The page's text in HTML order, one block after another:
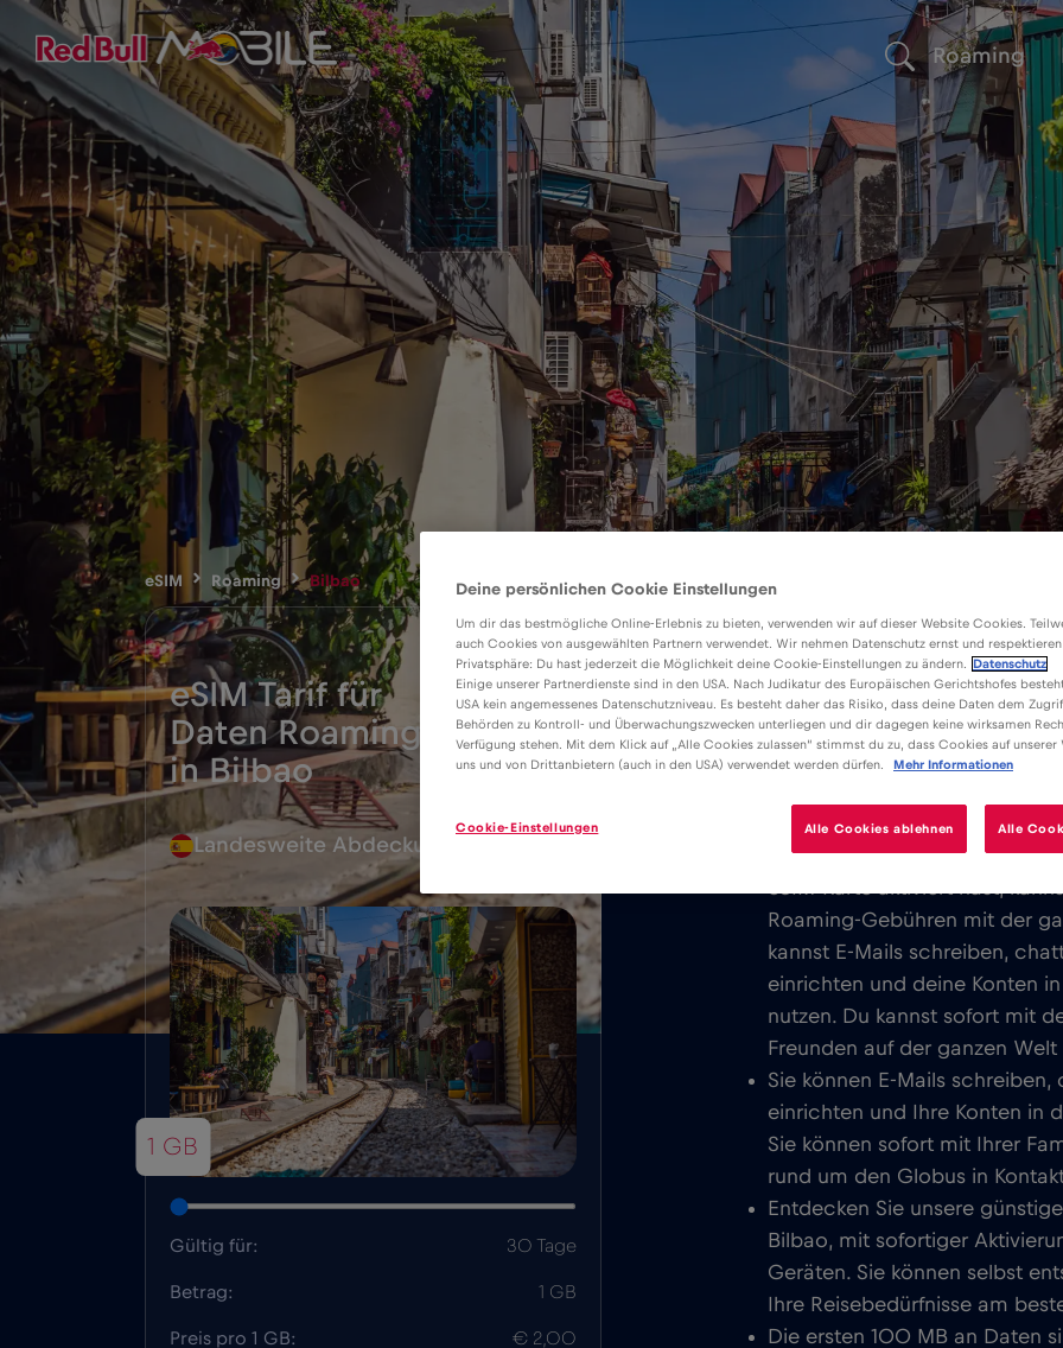
Roaming
eSIM Roaming Bilbao
eSIM Tarif für
Daten Roaming
in Bilbao
2€/GB
Landesweite Abdeckung
1 GB
Gültig für: 30 Tage
Betrag: 1 GB
Preis pro 1 GB: € 2,00
Vorteile Beschreibung
Lade die einfach zu installierende
herunter und genieße
Wir berechnen nie eine
Roaming-Gebühren mit der
kannst E-Mails schreiben,
einrichten und deine Konten
nutzen. Du kannst sofort mit
Freunden auf der ganzen
Sie können E-Mails
einrichten und Ihre Konten in
Sie können sofort mit Ihrer
rund um den Globus in
Entdecken Sie unsere
Bilbao, mit sofortiger
Geräten. Sie können selbst
Ihre Reisebedürfnisse am
Die ersten 100 MB an Daten
Deine persönlichen Cookie Einstellungen
Um dir das bestmögliche Online-Erlebnis zu bieten, verwenden wir auf dieser Website Cookies.
auch Cookies von ausgewählten Partnern verwendet. Wir nehmen Datenschutz ernst und
Privatsphäre: Du hast jederzeit die Möglichkeit deine Cookie-Einstellungen zu ändern.
Datenschutz
Einige unserer Partnerdienste sind in den USA. Nach Judikatur des Europäischen Gerichtshofes
USA kein angemessenes Datenschutzniveau. Es besteht daher das Risiko, dass deine Daten dem
Behörden zu Kontroll- und Überwachungszwecken unterliegen und dir dagegen keine wirksamen
Verfügung stehen. Mit dem Klick auf „Alle Cookies zulassen“ stimmst du zu, dass Cookies auf unserer
uns und von Drittanbietern (auch in den USA) verwendet werden dürfen.
Mehr Informationen
Alle Cookies ablehnen Alle
Cookie-Einstellungen